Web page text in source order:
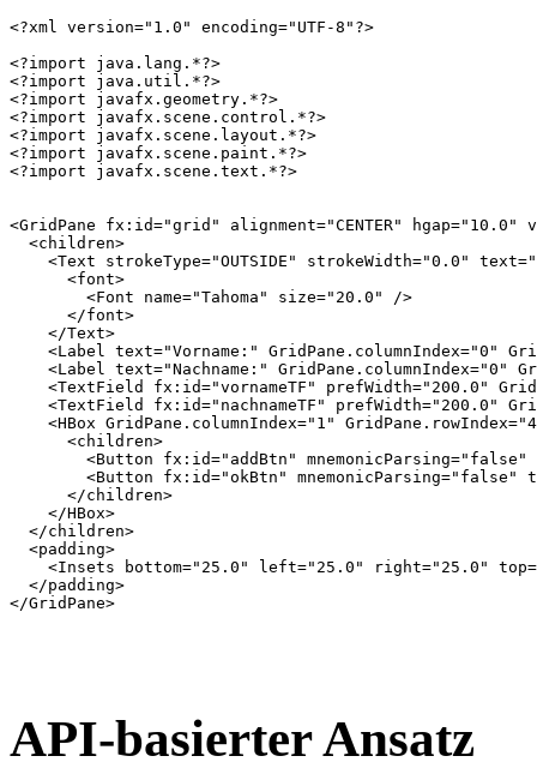
<?xml version="1.0" encoding="UTF-8"?>
<?import java.lang.*?>
<?import java.util.*?>
<?import javafx.geometry.*?>
<?import javafx.scene.control.*?>
<?import javafx.scene.layout.*?>
<?import javafx.scene.paint.*?>
<?import javafx.scene.text.*?>
<GridPane fx:id="grid" alignment="CENTER"
  <children>
<Text strokeType="OUTSIDE" strokeWidth="0.0"
      <font>
        <Font name="Tahoma" size="20.0" />
      </font>
    </Text>
<Label text="Vorname:" GridPane.columnIndex="0"
<Label text="Nachname:" GridPane.columnIndex="0"
<TextField fx:id="vornameTF" prefWidth="200.0"
<TextField fx:id="nachnameTF" prefWidth="200.0"
<HBox GridPane.columnIndex="1"
      <children>
<Button fx:id="addBtn"
<Button fx:id="okBtn" mnemonicParsing="false"
      </children>
    </HBox>
  </children>
  <padding>
<Insets bottom="25.0" left="25.0" right="25.0"
  </padding>
API-basierter Ansatz